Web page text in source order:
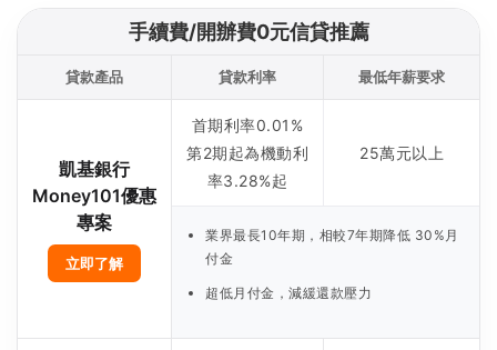
手續費/開辦費0元信貸推薦
貸款產品 貸款利率 最低年薪要求
凱基銀行
Money101優惠
專案
立即了解
首期利率0.01%
第2期起為機動利
率3.28%起
25萬元以上
業界最長10年期，相較7年期降低 30%月
付金
超低月付金，減緩還款壓力